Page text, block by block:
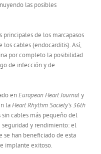
las posibles
principales de los marcapasos
los cables (endocarditis). Así,
por completo la posibilidad
de infección y de
enEuropean Heart Journaly
laHeart Rhythm Society’s 36th
sin cables más pequeño del
y rendimiento: el
se han beneficiado de esta
implante exitoso.